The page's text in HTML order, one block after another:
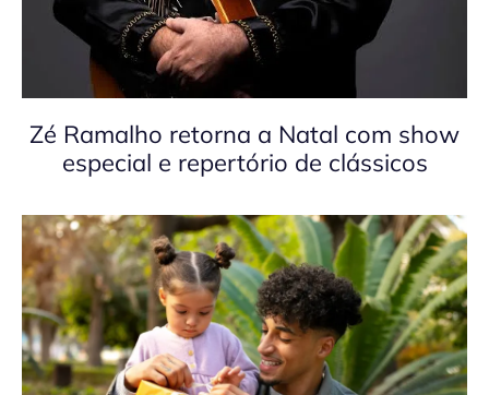
Zé Ramalho retorna a Natal com show
especial e repertório de clássicos